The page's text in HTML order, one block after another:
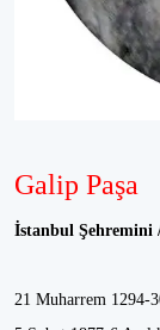
Galip Paşa
İstanbul Şehremini
21 Muharrem 1294-